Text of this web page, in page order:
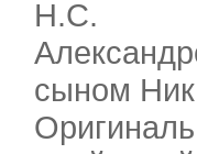
Н.С.
сыном